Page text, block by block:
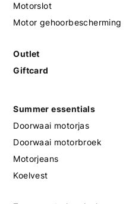
Motorslot
Motor gehoorbescherming
Outlet
Giftcard
Summer essentials
Doorwaai motorjas
Doorwaai motorbroek
Motorjeans
Koelvest